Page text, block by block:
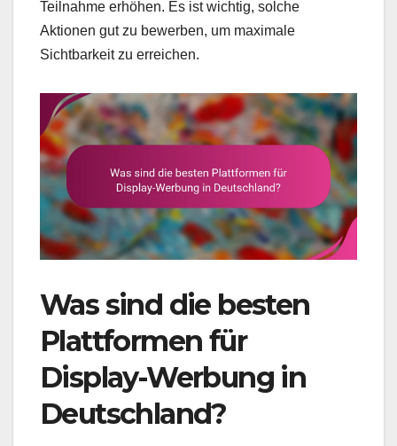
Teilnahme erhöhen. Es ist wichtig, solche
Aktionen gut zu bewerben, um maximale
Sichtbarkeit zu erreichen.
Was sind die besten
Plattformen für
Display-Werbung in
Deutschland?